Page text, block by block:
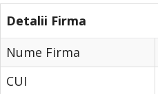
Detalii Firma
Nume Firma
CUI